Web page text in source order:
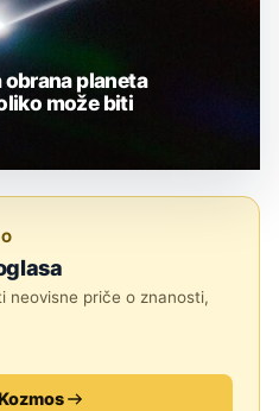
obrana planeta
može biti
neovisne priče o znanosti,